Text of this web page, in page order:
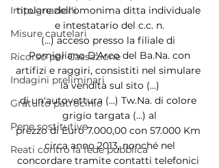
Impugnazioni
Misure cautelari
Ricorso per Cassazione
Indagini preliminari
Gratuito patrocinio
Pene sostitutive
Reati contro la fede pubblica
titolare dell'omonima ditta individuale
e intestatario del c.c. n.
(...) acceso presso la filiale di
Pomigliano D'Arco del Ba.Na. con
artifizi e raggiri, consistiti nel simulare
la vendita sul sito (...)
di un'autovettura (...) Tw.Na. di colore
grigio targata (...) al
prezzo di Euro 7.000,00 con 57.000 Km
circa anno 2013, nonché nel
concordare tramite contatti telefonici